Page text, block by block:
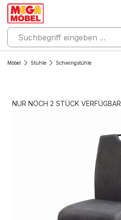
Möbel Stühle Schwingstühle
NUR NOCH 2 STÜCK VERFÜGBAR